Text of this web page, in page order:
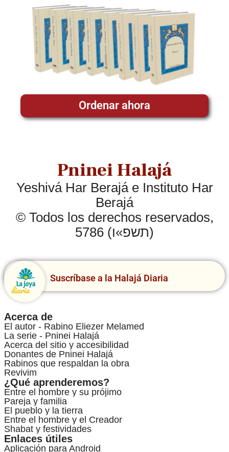
Ordenar ahora
Pninei Halajá
Yeshivá Har Berajá e Instituto Har
Berajá
© Todos los derechos reservados,
5786 (תשפ»ו)
Suscríbase a la Halajá Diaria
Acerca de
El autor - Rabino Eliezer Melamed
La serie - Pninei Halajá
Acerca del sitio y accesibilidad
Donantes de Pninei Halajá
Rabinos que respaldan la obra
Revivim
¿Qué aprenderemos?
Entre el hombre y su prójimo
Pareja y familia
El pueblo y la tierra
Entre el hombre y el Creador
Shabat y festividades
Enlaces útiles
Aplicación para Android